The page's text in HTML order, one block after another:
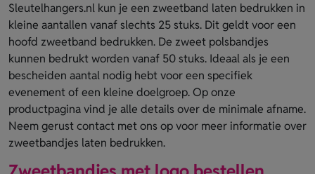
Sleutelhangers.nl kun je een zweetband laten bedrukken in
kleine aantallen vanaf slechts 25 stuks. Dit geldt voor een
hoofd zweetband bedrukken. De zweet polsbandjes
kunnen bedrukt worden vanaf 50 stuks. Ideaal als je een
bescheiden aantal nodig hebt voor een specifiek
evenement of een kleine doelgroep. Op onze
productpagina vind je alle details over de minimale afname.
Neem gerust contact met ons op voor meer informatie over
zweetbandjes laten bedrukken.